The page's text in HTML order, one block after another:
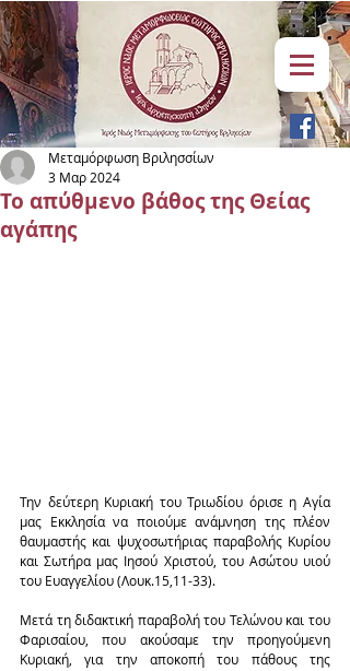
Το απύθμενο βάθος της Θείας
αγάπης
Μεταμόρφωση Βριλησσίων
3 Μαρ 2024
Την δεύτερη Κυριακή του Τριωδίου όρισε η Αγία
μας Εκκλησία να ποιούμε ανάμνηση της πλέον
θαυμαστής και ψυχοσωτήριας παραβολής Κυρίου
και Σωτήρα μας Ιησού Χριστού, του Ασώτου υιού
του Ευαγγελίου (Λουκ.15,11-33).
Μετά τη διδακτική παραβολή του Τελώνου και του
Φαρισαίου, που ακούσαμε την προηγούμενη
Κυριακή, για την αποκοπή του πάθους της